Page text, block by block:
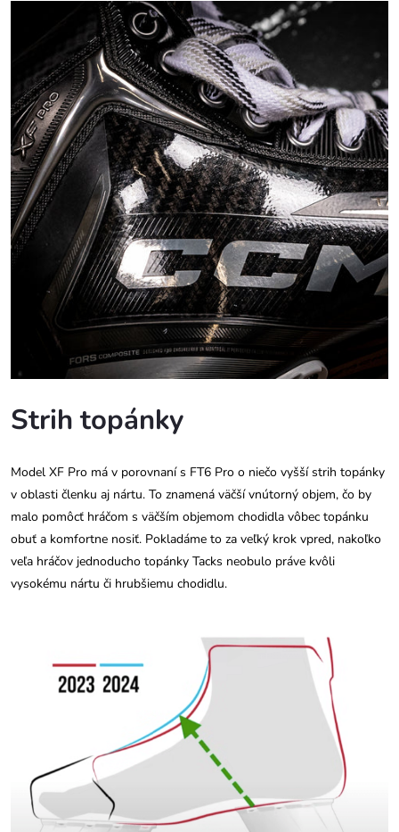
Strih topánky
Model XF Pro má v porovnaní s FT6 Pro o niečo vyšší strih topánky
v oblasti členku aj nártu. To znamená väčší vnútorný objem, čo by
malo pomôcť hráčom s väčším objemom chodidla vôbec topánku
obuť a komfortne nosiť. Pokladáme to za veľký krok vpred, nakoľko
veľa hráčov jednoducho topánky Tacks neobulo práve kvôli
vysokému nártu či hrubšiemu chodidlu.